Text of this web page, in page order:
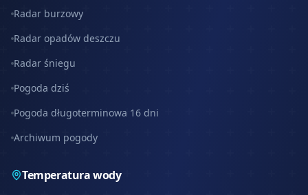
Radar burzowy
Radar opadów deszczu
Radar śniegu
Pogoda dziś
Pogoda długoterminowa 16 dni
Archiwum pogody
Temperatura wody